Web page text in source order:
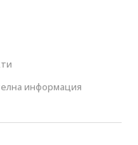
информация